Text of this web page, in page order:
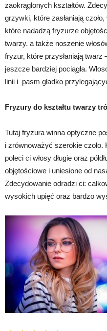
zaokrąglonych kształtów.
grzywki, które zasłaniają
które nadadzą fryzurze
twarzy. a także noszenie
fryzur, które przysłaniają twarz
jeszcze bardziej pociągła.
linii i pasm gładko
Fryzury do kształtu twarzy
Tutaj fryzura winna optyczne
i zrównoważyć szerokie
poleci ci włosy długie oraz
objętościowe i uniesione od
Zdecydowanie odradzi ci:
wysokich upięć oraz bardzo